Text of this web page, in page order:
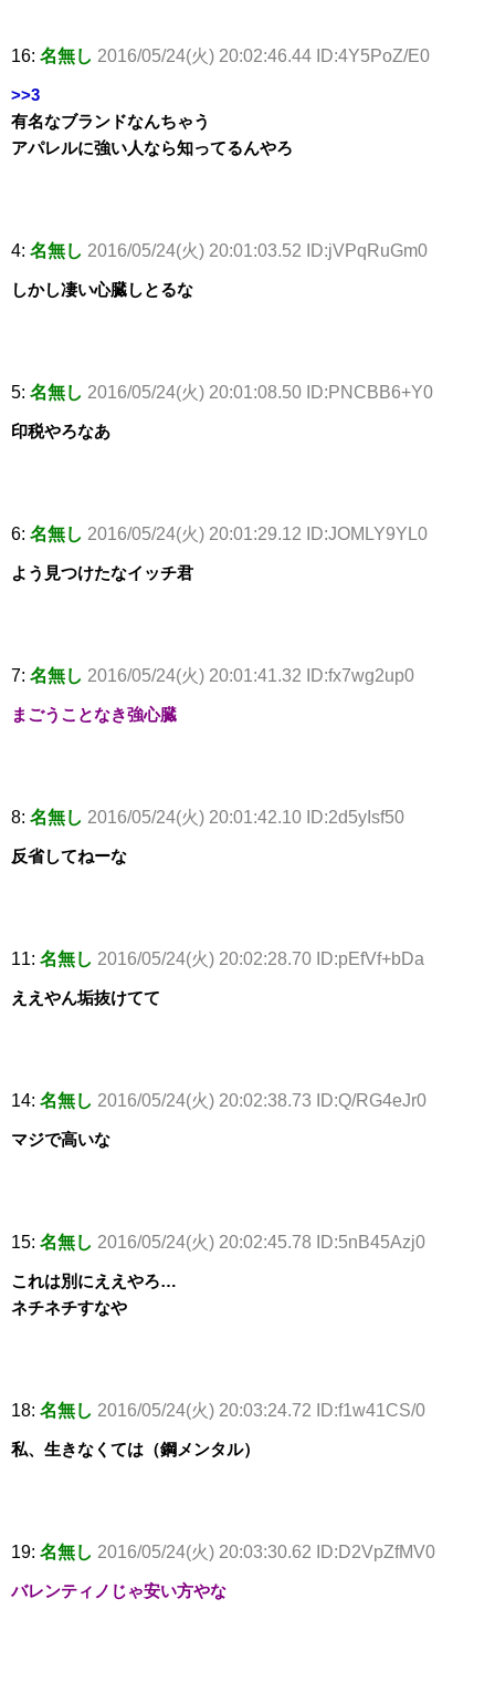
16: 名無し 2016/05/24(火) 20:02:46.44 ID:4Y5PoZ/E0
>>3
有名なブランドなんちゃう
アパレルに強い人なら知ってるんやろ
4: 名無し 2016/05/24(火) 20:01:03.52 ID:jVPqRuGm0
しかし凄い心臓しとるな
5: 名無し 2016/05/24(火) 20:01:08.50 ID:PNCBB6+Y0
印税やろなあ
6: 名無し 2016/05/24(火) 20:01:29.12 ID:JOMLY9YL0
よう見つけたなイッチ君
7: 名無し 2016/05/24(火) 20:01:41.32 ID:fx7wg2up0
まごうことなき強心臓
8: 名無し 2016/05/24(火) 20:01:42.10 ID:2d5yIsf50
反省してねーな
11: 名無し 2016/05/24(火) 20:02:28.70 ID:pEfVf+bDa
ええやん垢抜けてて
14: 名無し 2016/05/24(火) 20:02:38.73 ID:Q/RG4eJr0
マジで高いな
15: 名無し 2016/05/24(火) 20:02:45.78 ID:5nB45Azj0
これは別にええやろ…
ネチネチすなや
18: 名無し 2016/05/24(火) 20:03:24.72 ID:f1w41CS/0
私、生きなくては（鋼メンタル）
19: 名無し 2016/05/24(火) 20:03:30.62 ID:D2VpZfMV0
バレンティノじゃ安い方やな